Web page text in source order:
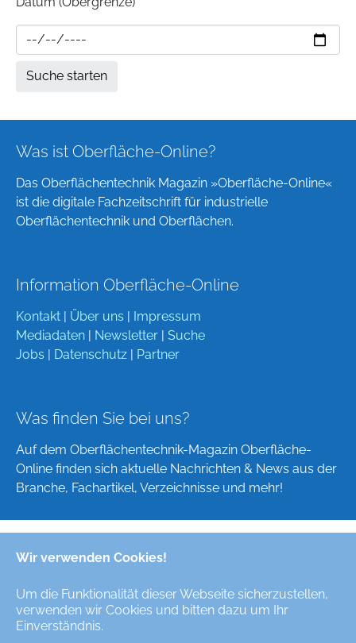
Wir verwenden Cookies!
Um die Funktionalität dieser Webseite sicherzustellen,
verwenden wir Cookies und bitten dazu um Ihr
Einverständnis.
Was ist Oberfläche-Online?
Das Oberflächentechnik Magazin »Oberfläche-Online«
ist die digitale Fachzeitschrift für industrielle
Oberflächentechnik und Oberflächen.
Information Oberfläche-Online
Kontakt Über uns
Impressum
Mediadaten
Newsletter
Suche
Jobs
Datenschutz Partner
Was finden Sie bei uns?
Auf dem Oberflächentechnik-Magazin Oberfläche-
Online finden sich aktuelle Nachrichten & News aus der
Branche, Fachartikel, Verzeichnisse und mehr!
Deutsch
Alle Rechte/All Rights Reserved © Oberfläche-Online,
das digitale Oberflächentechnik-Magazin / the digital